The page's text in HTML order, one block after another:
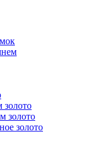
золото
золото
золото